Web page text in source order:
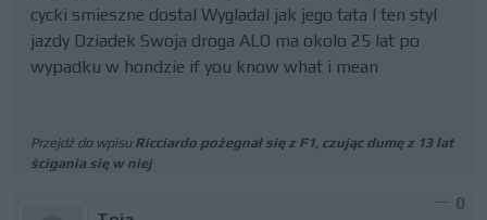
cycki smieszne dostal Wygladal jak jego tata I ten styl
jazdy Dziadek Swoja droga ALO ma okolo 25 lat po
wypadku w hondzie if you know what i mean
Przejdź do wpisu Ricciardo pożegnał się z F1, czując dumę z 13 lat
ścigania się w niej
0